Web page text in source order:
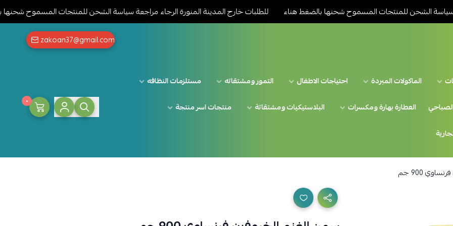
للمنتجات المسموح شحنها بالضغط هناء
للطلبات خارج المدينة المنورة الرجاء مراجعة سياسة الشحن للمنتجات المسموح شحنها بالضغط
zakoan37@gmail.com
الماكولات المبردة احتياجات الاطفال التمور ومشتقاته
مستلزمات النظافه
العطارة بهارة ومكسرات البلاستيكيات ومشتقاتة
منتجات اسر منتجة
٠
900 جم